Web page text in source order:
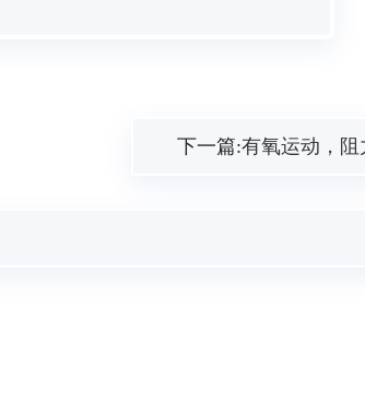
下一篇:有氧运动，阻力运动